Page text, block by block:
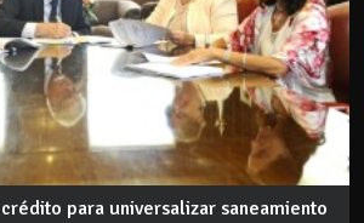
para universalizar saneamiento